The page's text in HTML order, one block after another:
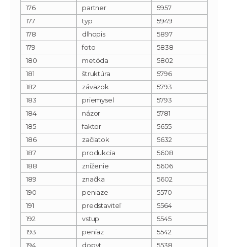
176
partner
5957
177
typ
5949
178
dlhopis
5897
179
foto
5838
180
metóda
5802
181
štruktúra
5796
182
záväzok
5793
183
priemysel
5793
184
názor
5781
185
faktor
5655
186
začiatok
5632
187
produkcia
5608
188
zníženie
5606
189
značka
5602
190
peniaze
5570
191
predstaviteľ
5564
192
vstup
5545
193
peniaz
5542
194
dopyt 5538